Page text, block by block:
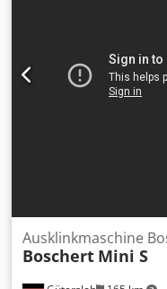
Simultane
Ausklinkmaschine
Boschert Mini S